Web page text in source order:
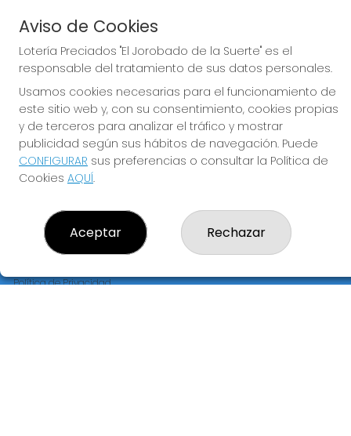
CONTACTO
ADMINISTRACION DE LOTERIAS Nº239-MADRID - Receptor
Oficial 95695
660452468
pedidos@loteriapreciados.com
C/PRECIADOS, 7
MADRID, 28013
LEGAL
Política de Privacidad
Aviso de Cookies
Lotería Preciados "El Jorobado de la Suerte" es el
responsable del tratamiento de sus datos personales.
Usamos cookies necesarias para el funcionamiento de
este sitio web y, con su consentimiento, cookies propias
y de terceros para analizar el tráfico y mostrar
publicidad según sus hábitos de navegación. Puede
CONFIGURAR sus preferencias o consultar la Política de
Cookies AQUÍ.
Aceptar Rechazar